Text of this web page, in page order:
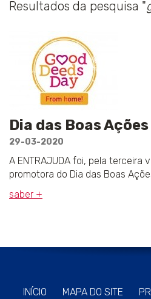
Resultados da pesquisa "
Dia das Boas
29-03-2020
A ENTRAJUDA foi, pela terceira
promotora do Dia das Boas
saber +
INÍCIO MAPA DO SITE